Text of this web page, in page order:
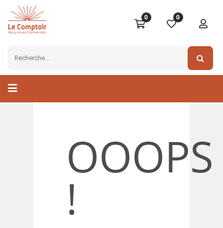
0 0
OOOPS
!